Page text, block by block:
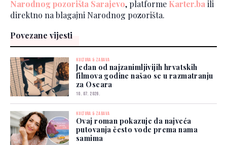
Narodnog pozorišta Sarajevo, platforme Karter.ba ili
direktno na blagajni Narodnog pozorišta.
Povezane vijesti
KULTURA & ZABAVA
Jedan od najzanimljivijih hrvatskih
filmova godine našao se u razmatranju
za Oscara
10. 07. 2026.
KULTURA & ZABAVA
Ovaj roman pokazuje da najveća
putovanja često vode prema nama
samima